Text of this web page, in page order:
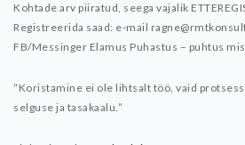
Kohtade arv piiratud, seega vajalik
Registreerida saad: e-mail
FB/Messinger Elamus Puhastus – puhtus
“Koristamine ei ole lihtsalt töö, vaid
selguse ja tasakaalu.”